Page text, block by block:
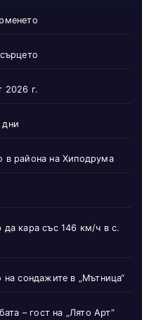
2026 г.
дни
в района на Хиподрума
кара със 146 км/ч в с.
на сондажите в „Мътница“
– гост на „Лято Арт“